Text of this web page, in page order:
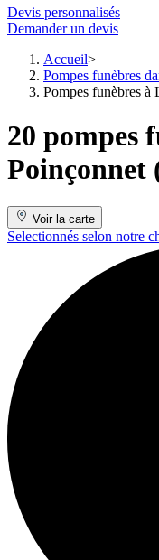
Devis personnalisés
Demander un devis
Accueil
Pompes funèbres
Pompes funèbres à
20 pompes
Poinçonnet
Voir la carte
Selectionnés selon notre